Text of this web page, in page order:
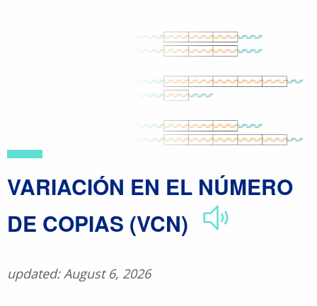
​VARIACIÓN EN EL NÚMERO
DE COPIAS (VCN)
updated: August 6, 2026